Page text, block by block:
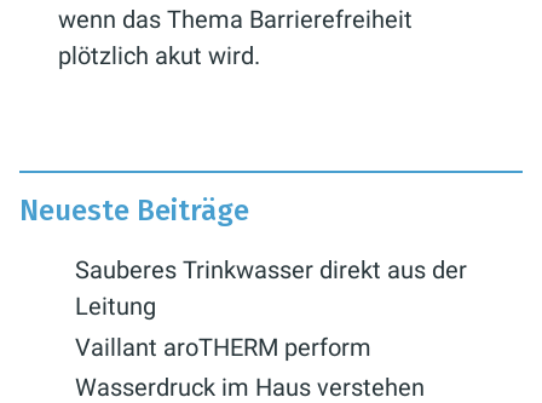
wenn das Thema Barrierefreiheit
plötzlich akut wird.
Neueste Beiträge
Sauberes Trinkwasser direkt aus der
Leitung
Vaillant aroTHERM perform
Wasserdruck im Haus verstehen